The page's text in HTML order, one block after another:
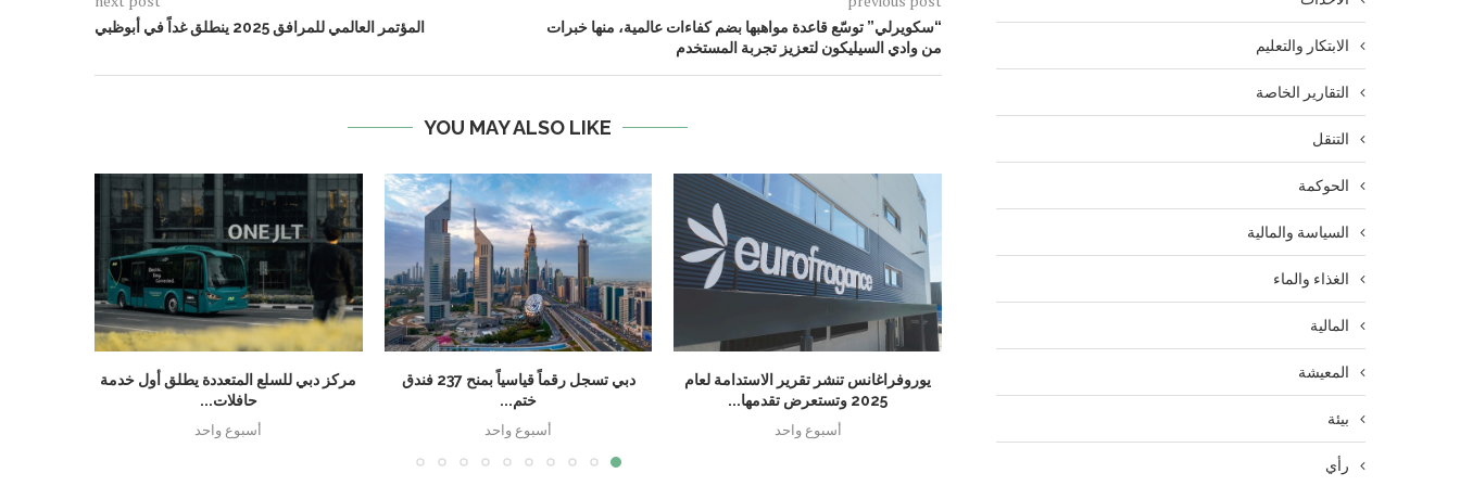
“سكويرلي” توسّع قاعدة مواهبها بضم كفاءات عالمية، منها خبرات
من وادي السيليكون لتعزيز تجربة المستخدم
المؤتمر العالمي للمرافق 2025 ينطلق غداً في أبوظبي
YOU MAY ALSO LIKE
يوروفراغانس تنشر تقرير الاستدامة لعام
2025 وتستعرض تقدمها...
أسبوع واحد
دبي تسجل رقماً قياسياً بمنح 237 فندق
ختم...
أسبوع واحد
مركز دبي للسلع المتعددة يطلق أول خدمة
حافلات...
أسبوع واحد
الابتكار والتعليم
التقارير الخاصة
التنقل
الحوكمة
السياسة والمالية
الغذاء والماء
المالية
المعيشة
بيئة
رأي